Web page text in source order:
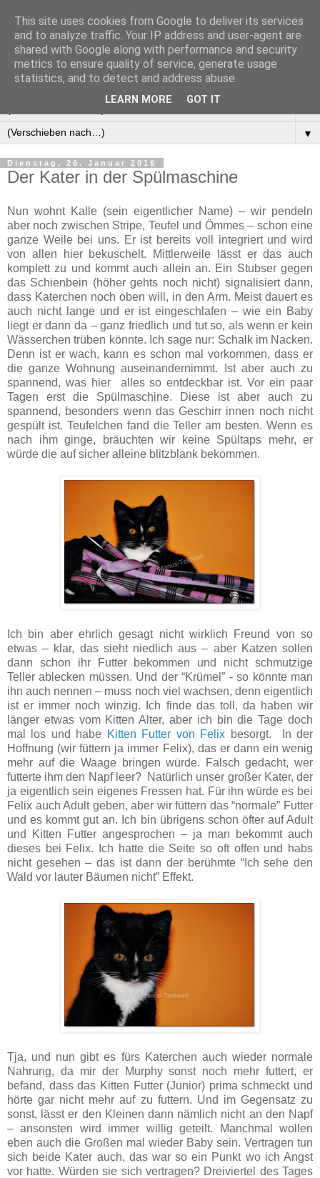
Manus Testwelt, alles
außer langweilig
▼
Dienstag, 26. Januar 2016
Der Kater in der Spülmaschine
Nun wohnt Kalle (sein eigentlicher Name) – wir pendeln
aber noch zwischen Stripe, Teufel und Ömmes – schon eine
ganze Weile bei uns. Er ist bereits voll integriert und wird
von allen hier bekuschelt. Mittlerweile lässt er das auch
komplett zu und kommt auch allein an. Ein Stubser gegen
das Schienbein (höher gehts noch nicht) signalisiert dann,
dass Katerchen noch oben will, in den Arm. Meist dauert es
auch nicht lange und er ist eingeschlafen – wie ein Baby
liegt er dann da – ganz friedlich und tut so, als wenn er kein
Wässerchen trüben könnte. Ich sage nur: Schalk im Nacken.
Denn ist er wach, kann es schon mal vorkommen, dass er
die ganze Wohnung auseinandernimmt. Ist aber auch zu
spannend, was hier alles so entdeckbar ist. Vor ein paar
Tagen erst die Spülmaschine. Diese ist aber auch zu
spannend, besonders wenn das Geschirr innen noch nicht
gespült ist. Teufelchen fand die Teller am besten. Wenn es
nach ihm ginge, bräuchten wir keine Spültaps mehr, er
würde die auf sicher alleine blitzblank bekommen.
Ich bin aber ehrlich gesagt nicht wirklich Freund von so
etwas – klar, das sieht niedlich aus – aber Katzen sollen
dann schon ihr Futter bekommen und nicht schmutzige
Teller ablecken müssen. Und der “Krümel” - so könnte man
ihn auch nennen – muss noch viel wachsen, denn eigentlich
ist er immer noch winzig. Ich finde das toll, da haben wir
länger etwas vom Kitten Alter, aber ich bin die Tage doch
mal los und habe Kitten Futter von Felix besorgt. In der
Hoffnung (wir füttern ja immer Felix), das er dann ein wenig
mehr auf die Waage bringen würde. Falsch gedacht, wer
futterte ihm den Napf leer? Natürlich unser großer Kater, der
ja eigentlich sein eigenes Fressen hat. Für ihn würde es bei
Felix auch Adult geben, aber wir füttern das “normale” Futter
und es kommt gut an. Ich bin übrigens schon öfter auf Adult
und Kitten Futter angesprochen – ja man bekommt auch
dieses bei Felix. Ich hatte die Seite so oft offen und habs
nicht gesehen – das ist dann der berühmte “Ich sehe den
Wald vor lauter Bäumen nicht” Effekt.
Tja, und nun gibt es fürs Katerchen auch wieder normale
Nahrung, da mir der Murphy sonst noch mehr futtert, er
befand, dass das Kitten Futter (Junior) prima schmeckt und
hörte gar nicht mehr auf zu futtern. Und im Gegensatz zu
sonst, lässt er den Kleinen dann nämlich nicht an den Napf
– ansonsten wird immer willig geteilt. Manchmal wollen
eben auch die Großen mal wieder Baby sein. Vertragen tun
sich beide Kater auch, das war so ein Punkt wo ich Angst
vor hatte. Würden sie sich vertragen? Dreiviertel des Tages
This site uses cookies from Google to deliver its services
and to analyze traffic. Your IP address and user-agent are
shared with Google along with performance and security
metrics to ensure quality of service, generate usage
statistics, and to detect and address abuse.
LEARN MORE GOT IT